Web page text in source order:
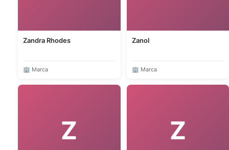
Zandra Rhodes
🏢 Marca
Zanol
🏢 Marca
Z Z